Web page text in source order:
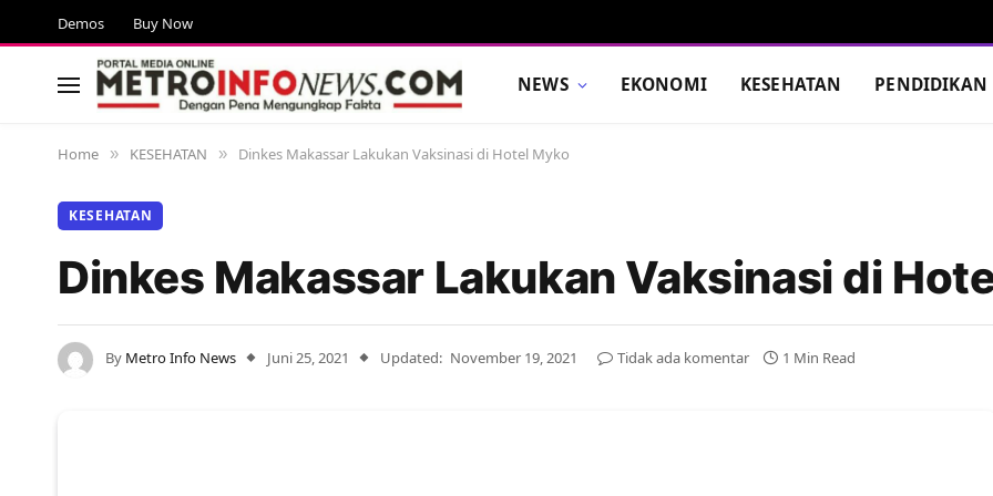
Demos Buy Now
NEWS EKONOMI KESEHATAN PENDIDIKAN
Home » KESEHATAN » Dinkes Makassar Lakukan Vaksinasi di Hotel Myko
KESEHATAN
Dinkes Makassar Lakukan Vaksinasi di
By Metro Info News Juni 25, 2021 Updated: November 19, 2021 Tidak ada komentar 1 Min Read